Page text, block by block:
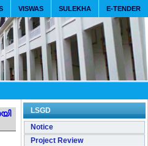
E-TENDER
SULEKHA
VISWAS
LSGD
Notice
Project Review